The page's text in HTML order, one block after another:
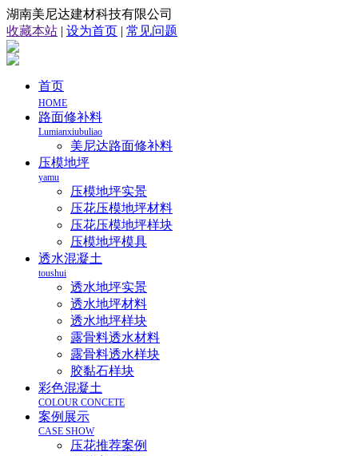
湖南美尼达建材科技有限公司
收藏本站 | 设为首页 | 常见问题
首页
HOME
路面修补料
Lumianxiubuliao
美尼达路面修补料
压模地坪
yamu
压模地坪实景
压花压模地坪材料
压花压模地坪样块
压模地坪模具
透水混凝土
toushui
透水地坪实景
透水地坪材料
透水地坪样块
露骨料透水材料
露骨料透水样块
胶黏石样块
彩色混凝土
COLOUR CONCETE
案例展示
CASE SHOW
压花推荐案例